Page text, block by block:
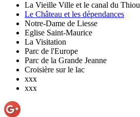
La Vieille Ville et le canal du Thiou
Le Château et les dépendances
Notre-Dame de Liesse
Eglise Saint-Maurice
La Visitation
Parc de l'Europe
Parc de la Grande Jeanne
Croisière sur le lac
xxx
xxx